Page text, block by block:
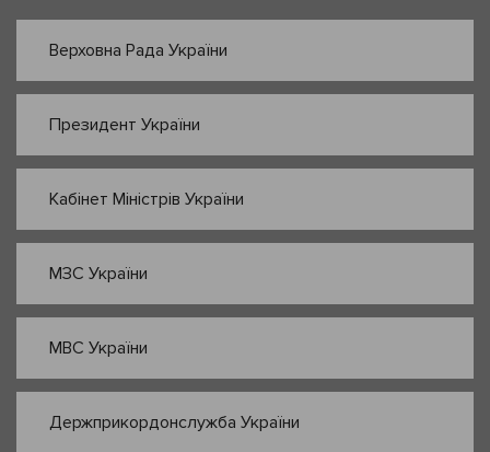
Верховна Рада України
Президент України
Кабінет Міністрів України
МЗС України
МВС України
Держприкордонслужба України